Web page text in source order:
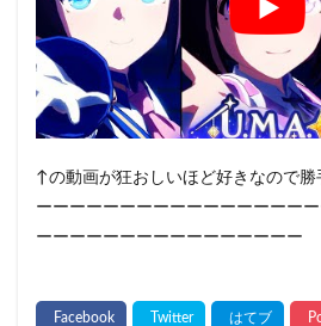
↑の動画が狂おしいほど好きなので勝
ーーーーーーーーーーーーーーーー
ーーーーーーーーーーーーーーーー